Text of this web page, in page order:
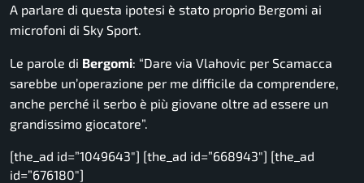
A parlare di questa ipotesi è stato proprio Bergomi ai
microfoni di Sky Sport
Le parole di Bergomi: “Dare via Vlahovic per Scamacca
sarebbe un’operazione per me difficile da comprendere,
anche perché il serbo è più giovane oltre ad essere un
grandissimo giocatore”.
[the_ad id=”1049643″] [the_ad id=”668943″] [the_ad
id=”676180″]